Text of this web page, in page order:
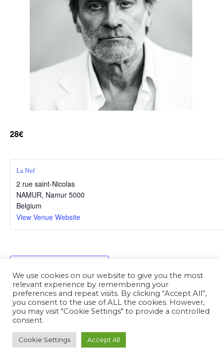
28€
La Nef
2 rue saint-Nicolas
NAMUR, Namur 5000
Belgium
View Venue Website
Event
Navigation
« Lubiana
We use cookies on our website to give you the most
relevant experience by remembering your
preferences and repeat visits. By clicking “Accept All”,
you consent to the use of ALL the cookies. However,
you may visit "Cookie Settings" to provide a controlled
consent.
Cookie Settings Accept All